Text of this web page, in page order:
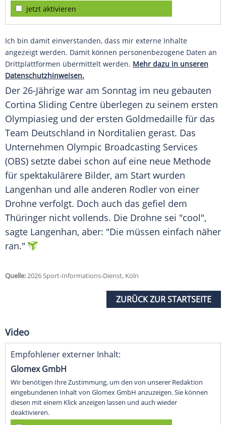
jetzt aktivieren
Ich bin damit einverstanden, dass mir externe Inhalte
angezeigt werden. Damit können personenbezogene Daten an
Drittplattformen übermittelt werden. Mehr dazu in unseren
Datenschutzhinweisen.
Der 26-Jährige war am Sonntag im neu gebauten
Cortina Sliding Centre überlegen zu seinem ersten
Olympiasieg und der ersten Goldmedaille für das
Team Deutschland in Norditalien gerast. Das
Unternehmen Olympic Broadcasting Services
(OBS) setzte dabei schon auf eine neue Methode
für spektakulärere Bilder, am Start wurden
Langenhan und alle anderen Rodler von einer
Drohne verfolgt. Doch auch das gefiel dem
Thüringer nicht vollends. Die Drohne sei "cool",
sagte Langenhan, aber: "Die müssen einfach näher
ran."
Quelle:2026 Sport-Informations-Dienst, Köln
ZURÜCK ZUR STARTSEITE
Video
Empfohlener externer Inhalt:
Glomex GmbH
Wir benötigen Ihre Zustimmung, um den von unserer Redaktion
eingebundenen Inhalt von Glomex GmbH anzuzeigen. Sie können
diesen mit einem Klick anzeigen lassen und auch wieder
deaktivieren.